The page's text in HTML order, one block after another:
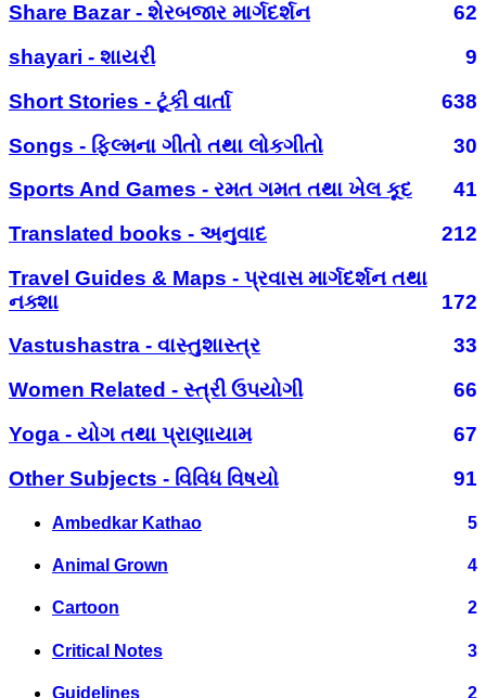
Share Bazar - શેરબજાર માર્ગદર્શન
62
shayari - શાયરી
9
Short Stories - ટૂંકી વાર્તા
638
Songs - ફિલ્મના ગીતો તથા લોકગીતો
30
Sports And Games - રમત ગમત તથા ખેલ કૂદ
41
Translated books - અનુવાદ
212
Travel Guides & Maps - પ્રવાસ માર્ગદર્શન તથા
નક્શા
172
Vastushastra - વાસ્તુશાસ્ત્ર
33
Women Related - સ્ત્રી ઉપયોગી
66
Yoga - યોગ તથા પ્રાણાયામ
67
Other Subjects - વિવિધ વિષયો
91
Ambedkar Kathao 5
Animal Grown 4
Cartoon 2
Critical Notes 3
Guidelines 2